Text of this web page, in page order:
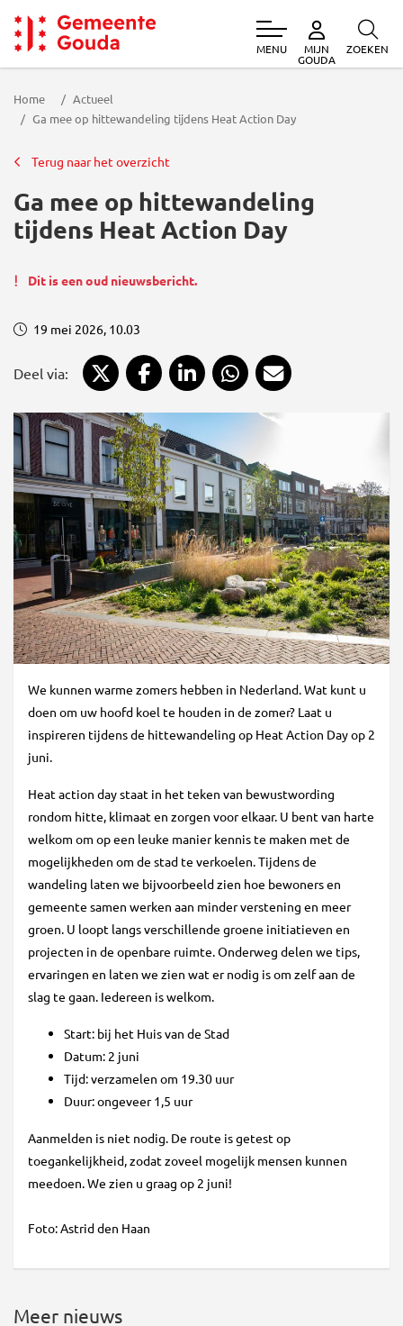
Gemeente Gouda
MENU MIJN
GOUDA
ZOEKEN
Home
Actueel
Ga mee op hittewandeling tijdens Heat Action Day
Terug naar het overzicht
Ga mee op hittewandeling
tijdens Heat Action Day
Dit is een oud nieuwsbericht.
19 mei 2026, 10.03
Deel via: Deel via XDeel via Facebook
Deel via LinkedInDeel via WhatsApp
We kunnen warme zomers hebben in Nederland. Wat kunt u
doen om uw hoofd koel te houden in de zomer? Laat u
inspireren tijdens de hittewandeling op Heat Action Day op 2
juni.
Heat action day staat in het teken van bewustwording
rondom hitte, klimaat en zorgen voor elkaar. U bent van harte
welkom om op een leuke manier kennis te maken met de
mogelijkheden om de stad te verkoelen. Tijdens de
wandeling laten we bijvoorbeeld zien hoe bewoners en
gemeente samen werken aan minder verstening en meer
groen. U loopt langs verschillende groene initiatieven en
projecten in de openbare ruimte. Onderweg delen we tips,
ervaringen en laten we zien wat er nodig is om zelf aan de
slag te gaan. Iedereen is welkom.
Start: bij het Huis van de Stad
Datum: 2 juni
Tijd: verzamelen om 19.30 uur
Duur: ongeveer 1,5 uur
Aanmelden is niet nodig. De route is getest op
toegankelijkheid, zodat zoveel mogelijk mensen kunnen
meedoen. We zien u graag op 2 juni!
Foto: Astrid den Haan
Meer nieuws